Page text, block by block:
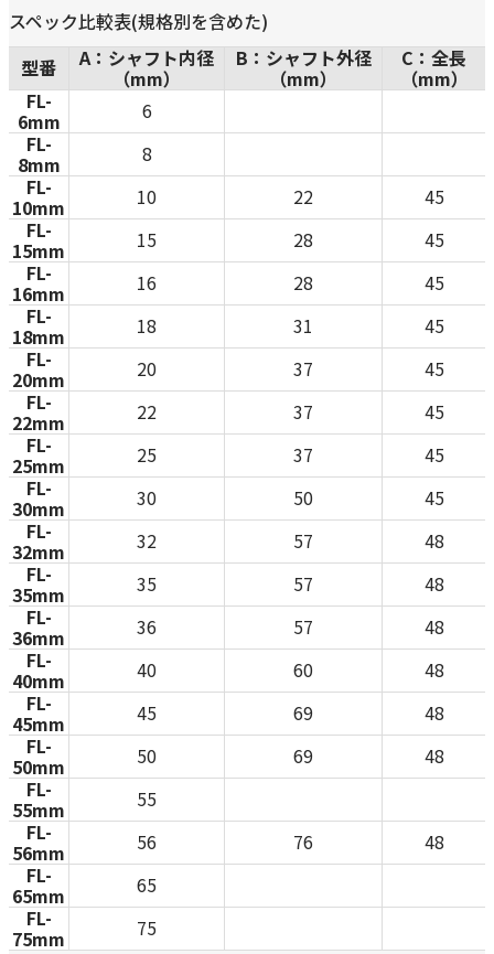
スペック比較表(規格別を含めた)
型番
A：シャフト内径
（mm）
B：シャフト外径
（mm）
C：全長
（mm）
FL-
6mm
6
FL-
8mm
8
FL-
10mm 10 22
45
FL-
15mm 15 28
45
FL-
16mm 16 28
45
FL-
18mm 18 31
45
FL-
20mm 20 37
45
FL-
22mm 22 37
45
FL-
25mm 25 37
45
FL-
30mm 30 50
45
FL-
32mm 32 57
48
FL-
35mm 35 57
48
FL-
36mm 36 57
48
FL-
40mm 40 60
48
FL-
45mm 45 69
48
FL-
50mm 50 69
48
FL-
55mm
55
FL-
56mm 56 76
48
FL-
65mm
65
FL-
75mm 75